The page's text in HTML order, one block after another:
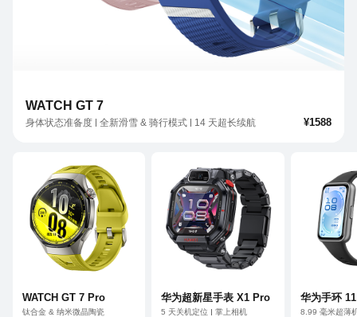
WATCH GT 7
身体状态准备度 全新滑雪 & 骑行模式 14 天超长续航 ¥1588
WATCH GT 7 Pro
钛合金 & 纳米微晶陶瓷
华为超新星手表 X1 Pro
5 天关机定位
掌上相机
华为手环 11
8.99 毫米超薄